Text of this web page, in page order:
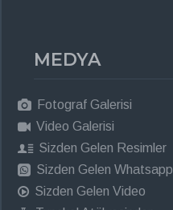
MEDYA
Fotograf Galerisi
Video Galerisi
Sizden Gelen Resimler
Sizden Gelen Whatsapp
Sizden Gelen Video